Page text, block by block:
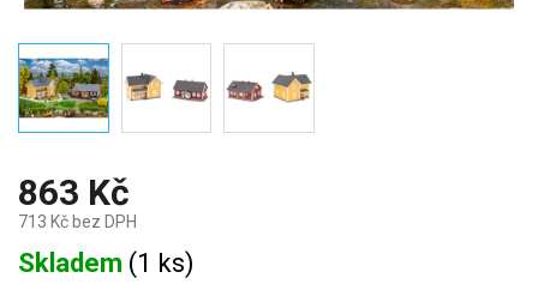
863 Kč
713 Kč bez DPH
Měrná
cena:
Skladem (1 ks)